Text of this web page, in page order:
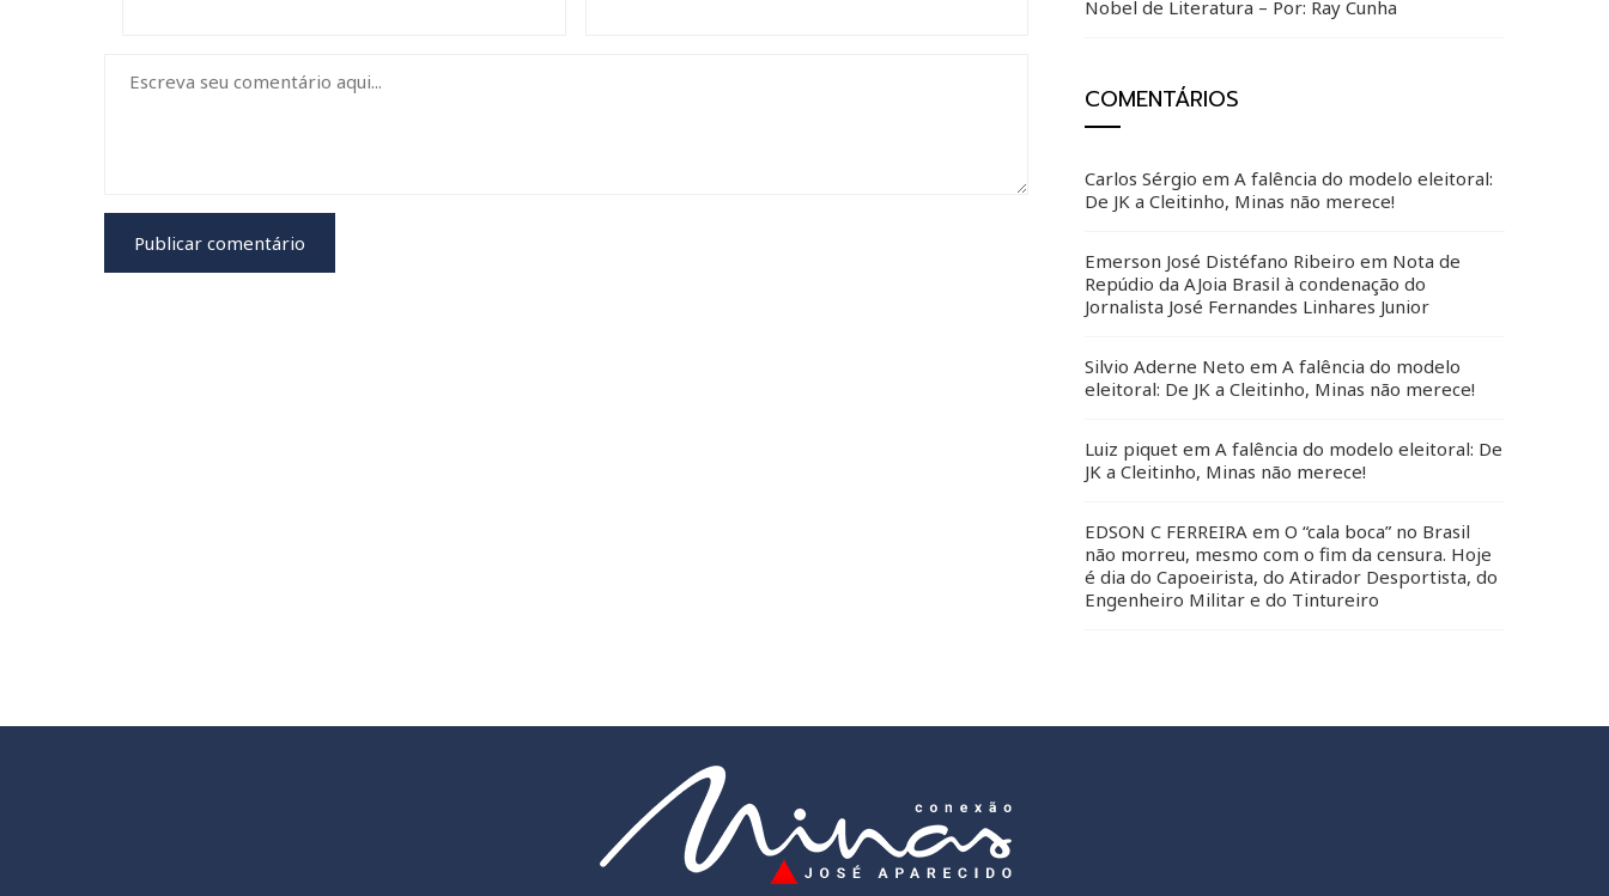
Nobel de Literatura – Por: Ray Cunha
COMENTÁRIOS
Carlos Sérgio em A falência do modelo eleitoral:
De JK a Cleitinho, Minas não merece!
Emerson José Distéfano Ribeiro em Nota de
Repúdio da AJoia Brasil à condenação do
Jornalista José Fernandes Linhares Junior
Silvio Aderne Neto em A falência do modelo
eleitoral: De JK a Cleitinho, Minas não merece!
Luiz piquet em A falência do modelo eleitoral: De
JK a Cleitinho, Minas não merece!
EDSON C FERREIRA em O “cala boca” no Brasil
não morreu, mesmo com o fim da censura. Hoje
é dia do Capoeirista, do Atirador Desportista, do
Engenheiro Militar e do Tintureiro